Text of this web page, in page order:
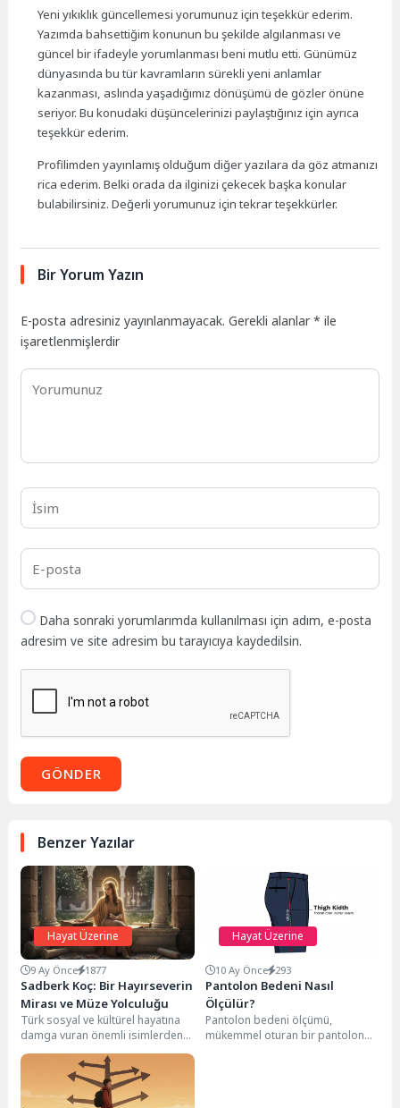
Yeni yıkıklık güncellemesi yorumunuz için teşekkür ederim.
Yazımda bahsettiğim konunun bu şekilde algılanması ve
güncel bir ifadeyle yorumlanması beni mutlu etti. Günümüz
dünyasında bu tür kavramların sürekli yeni anlamlar
kazanması, aslında yaşadığımız dönüşümü de gözler önüne
seriyor. Bu konudaki düşüncelerinizi paylaştığınız için ayrıca
teşekkür ederim.
Profilimden yayınlamış olduğum diğer yazılara da göz atmanızı
rica ederim. Belki orada da ilginizi çekecek başka konular
bulabilirsiniz. Değerli yorumunuz için tekrar teşekkürler.
Bir Yorum Yazın
E-posta adresiniz yayınlanmayacak. Gerekli alanlar* ile
işaretlenmişlerdir
Daha sonraki yorumlarımda kullanılması için adım, e-posta
adresim ve site adresim bu tarayıcıya kaydedilsin.
GÖNDER
Benzer Yazılar
Hayat Üzerine
9 Ay Önce 1877
Sadberk Koç: Bir Hayırseverin
Mirası ve Müze Yolculuğu
Türk sosyal ve kültürel hayatına
damga vuran önemli isimlerden
biri olan Sadberk Koç, sadece
Vehbi...
Hayat Üzerine
10 Ay Önce 293
Pantolon Bedeni Nasıl
Ölçülür?
Pantolon bedeni ölçümü,
mükemmel oturan bir pantolon